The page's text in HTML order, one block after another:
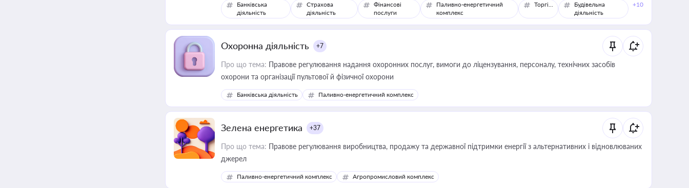
Банківська
діяльність
Страхова
діяльність
Фінансові
послуги
Паливно-енергетичний
комплекс
Торгівля
Будівельна
діяльність
+10
Охоронна діяльність +7
Про що тема: Правове регулювання надання охоронних послуг, вимоги до ліцензування, персоналу, технічних засобів
охорони та організації пультової й фізичної охорони
Банківська діяльність Паливно-енергетичний комплекс
Зелена енергетика +37
Про що тема: Правове регулювання виробництва, продажу та державної підтримки енергії з альтернативних і відновлюваних
джерел
Паливно-енергетичний комплекс Агропромисловий комплекс